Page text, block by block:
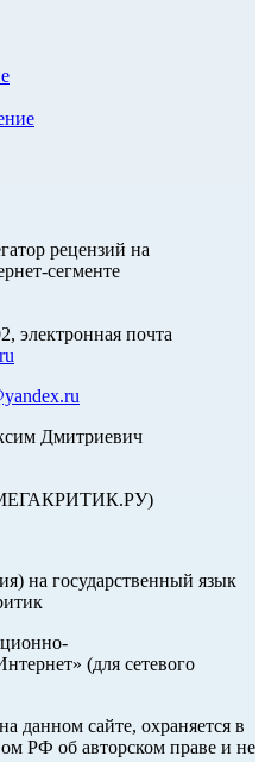
рецензий на
сегменте
электронная почта
Дмитриевич
на государственный язык
(для сетевого
данном сайте, охраняется в
РФ об авторском праве и не